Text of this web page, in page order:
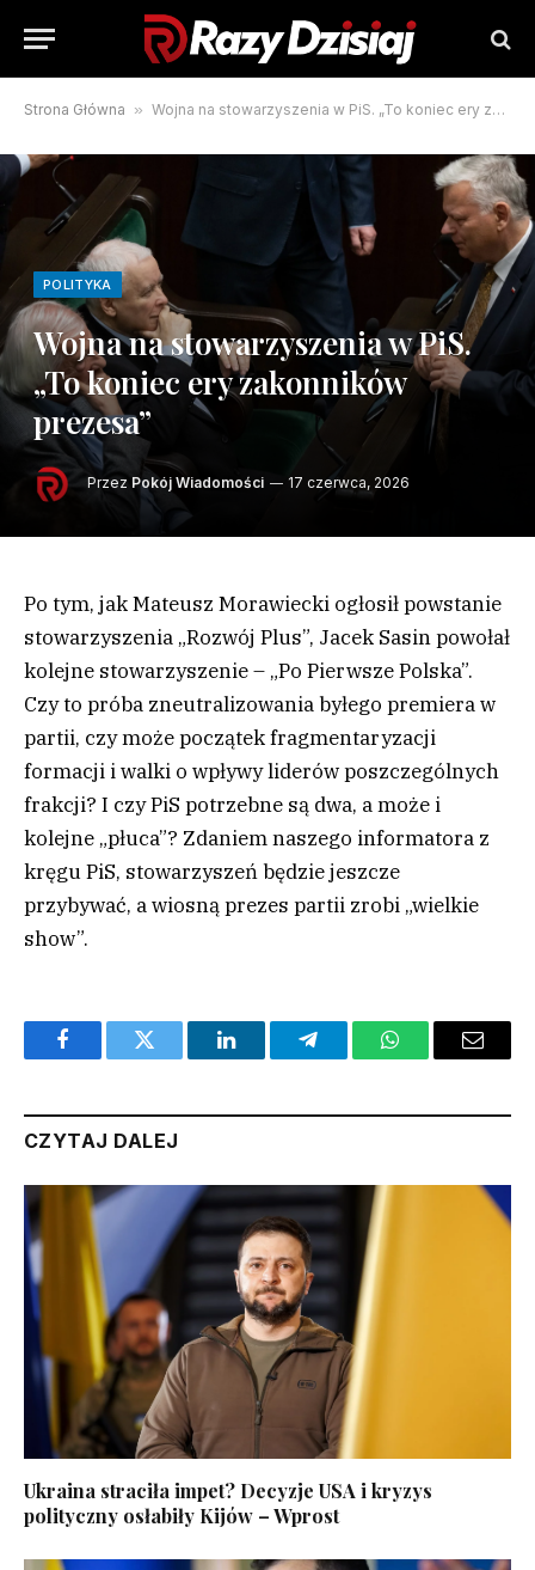
Strona Główna » Wojna na stowarzyszenia w PiS. „To koniec ery zakonników prezesa”
POLITYKA
Wojna na stowarzyszenia w PiS.
„To koniec ery zakonników
prezesa”
Przez Pokój Wiadomości 17 czerwca, 2026
Po tym, jak Mateusz Morawiecki ogłosił powstanie
stowarzyszenia „Rozwój Plus”, Jacek Sasin powołał
kolejne stowarzyszenie – „Po Pierwsze Polska”.
Czy to próba zneutralizowania byłego premiera w
partii, czy może początek fragmentaryzacji
formacji i walki o wpływy liderów poszczególnych
frakcji? I czy PiS potrzebne są dwa, a może i
kolejne „płuca”? Zdaniem naszego informatora z
kręgu PiS, stowarzyszeń będzie jeszcze
przybywać, a wiosną prezes partii zrobi „wielkie
show”.
FacebookTwitter LinkedInTelegramWhatsAppEmail
CZYTAJ DALEJ
Ukraina straciła impet? Decyzje USA i kryzys
polityczny osłabiły Kijów – Wprost